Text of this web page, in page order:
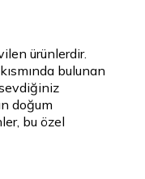
ürünlerdir.
bulunan
doğum
bu özel